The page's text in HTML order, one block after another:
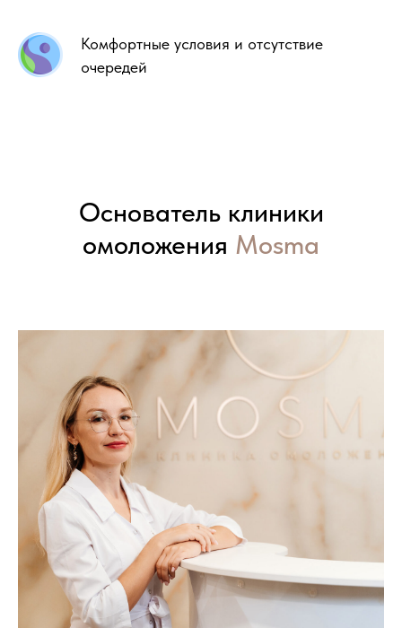
Комфортные условия и отсутствие
очередей
Основатель клиники
омоложения Mosma